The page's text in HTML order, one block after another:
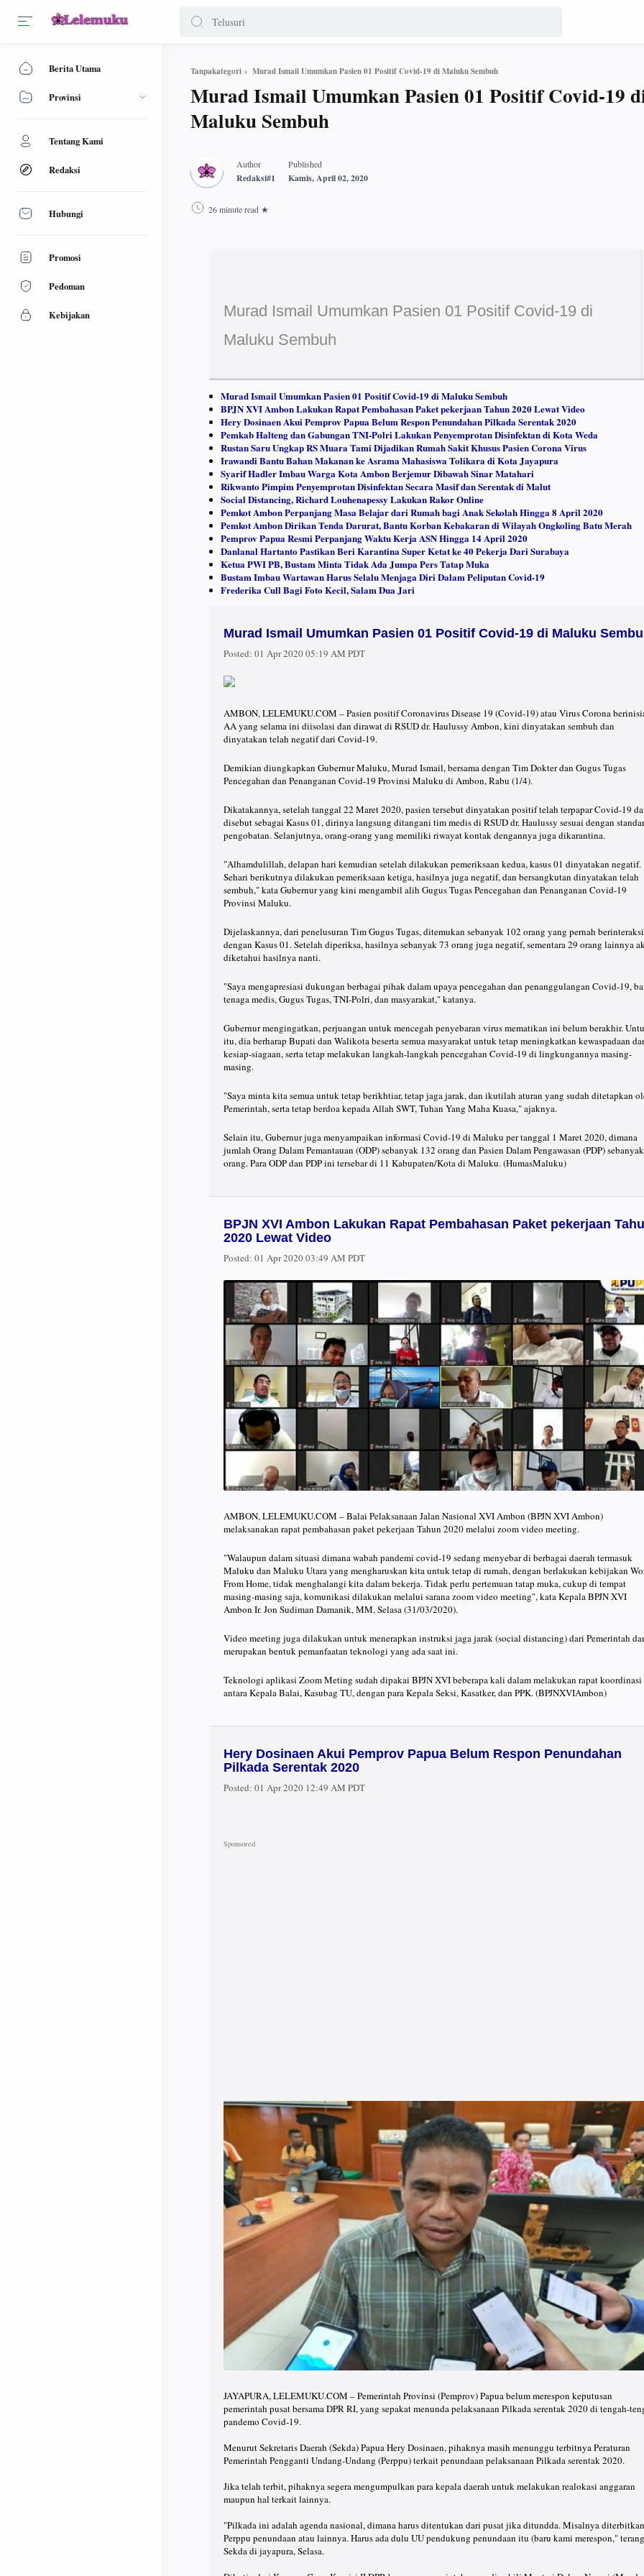
Tanpakategori Murad Ismail Umumkan Pasien 01 Positif Covid-19 di Maluku Sembuh
Murad Ismail Umumkan Pasien 01 Positif Covid-19
Maluku Sembuh
26 minute read
Murad Ismail Umumkan Pasien 01 Positif Covid-19 di
Maluku Sembuh
Murad Ismail Umumkan Pasien 01 Positif Covid-19 di Maluku Sembuh
BPJN XVI Ambon Lakukan Rapat Pembahasan Paket pekerjaan Tahun 2020 Lewat Video
Hery Dosinaen Akui Pemprov Papua Belum Respon Penundahan Pilkada Serentak 2020
Pemkab Halteng dan Gabungan TNI-Polri Lakukan Penyemprotan Disinfektan di Kota Weda
Rustan Saru Ungkap RS Muara Tami Dijadikan Rumah Sakit Khusus Pasien Corona Virus
Irawandi Bantu Bahan Makanan ke Asrama Mahasiswa Tolikara di Kota Jayapura
Syarif Hadler Imbau Warga Kota Ambon Berjemur Dibawah Sinar Matahari
Rikwanto Pimpim Penyemprotan Disinfektan Secara Masif dan Serentak di Malut
Social Distancing, Richard Louhenapessy Lakukan Rakor Online
Pemkot Ambon Perpanjang Masa Belajar dari Rumah bagi Anak Sekolah Hingga 8 April 2020
Pemkot Ambon Dirikan Tenda Darurat, Bantu Korban Kebakaran di Wilayah Ongkoling Batu Merah
Pemprov Papua Resmi Perpanjang Waktu Kerja ASN Hingga 14 April 2020
Danlanal Hartanto Pastikan Beri Karantina Super Ketat ke 40 Pekerja Dari Surabaya
Ketua PWI PB, Bustam Minta Tidak Ada Jumpa Pers Tatap Muka
Bustam Imbau Wartawan Harus Selalu Menjaga Diri Dalam Peliputan Covid-19
Frederika Cull Bagi Foto Kecil, Salam Dua Jari
Murad Ismail Umumkan Pasien 01 Positif Covid-19 di Maluku
Posted: 01 Apr 2020 05:19 AM PDT
AMBON, LELEMUKU.COM – Pasien positif Coronavirus Disease 19 (Covid-19) atau Virus Corona
AA yang selama ini diisolasi dan dirawat di RSUD dr. Haulussy Ambon, kini dinyatakan sembuh dan
dinyatakan telah negatif dari Covid-19.
Demikian diungkapkan Gubernur Maluku, Murad Ismail, bersama dengan Tim Dokter dan Gugus Tugas
Pencegahan dan Penanganan Covid-19 Provinsi Maluku di Ambon, Rabu (1/4).
Dikatakannya, setelah tanggal 22 Maret 2020, pasien tersebut dinyatakan positif telah terpapar Covid-19
disebut sebagai Kasus 01, dirinya langsung ditangani tim medis di RSUD dr. Haulussy sesuai dengan standar
pengobatan. Selanjutnya, orang-orang yang memiliki riwayat kontak dengannya juga dikarantina.
"Alhamdulillah, delapan hari kemudian setelah dilakukan pemeriksaan kedua, kasus 01 dinyatakan negatif.
Sehari berikutnya dilakukan pemeriksaan ketiga, hasilnya juga negatif, dan bersangkutan dinyatakan telah
sembuh," kata Gubernur yang kini mengambil alih Gugus Tugas Pencegahan dan Penanganan Covid-19
Provinsi Maluku.
Dijelaskannya, dari penelusuran Tim Gugus Tugas, ditemukan sebanyak 102 orang yang pernah berinteraksi
dengan Kasus 01. Setelah diperiksa, hasilnya sebanyak 73 orang juga negatif, sementara 29 orang lainnya
diketahui hasilnya nanti.
"Saya mengapresiasi dukungan berbagai pihak dalam upaya pencegahan dan penanggulangan Covid-19,
tenaga medis, Gugus Tugas, TNI-Polri, dan masyarakat," katanya.
Gubernur mengingatkan, perjuangan untuk mencegah penyebaran virus mematikan ini belum berakhir.
itu, dia berharap Bupati dan Walikota beserta semua masyarakat untuk tetap meningkatkan kewaspadaan
kesiap-siagaan, serta tetap melakukan langkah-langkah pencegahan Covid-19 di lingkungannya masing-
masing.
"Saya minta kita semua untuk tetap berikhtiar, tetap jaga jarak, dan ikutilah aturan yang sudah ditetapkan
Pemerintah, serta tetap berdoa kepada Allah SWT, Tuhan Yang Maha Kuasa," ajaknya.
Selain itu, Gubernur juga menyampaikan informasi Covid-19 di Maluku per tanggal 1 Maret 2020, dimana
jumlah Orang Dalam Pemantauan (ODP) sebanyak 132 orang dan Pasien Dalam Pengawasan (PDP)
orang. Para ODP dan PDP ini tersebar di 11 Kabupaten/Kota di Maluku. (HumasMaluku)
BPJN XVI Ambon Lakukan Rapat Pembahasan Paket pekerjaan
2020 Lewat Video
Posted: 01 Apr 2020 03:49 AM PDT
AMBON, LELEMUKU.COM – Balai Pelaksanaan Jalan Nasional XVI Ambon (BPJN XVI Ambon)
melaksanakan rapat pembahasan paket pekerjaan Tahun 2020 melalui zoom video meeting.
"Walaupun dalam situasi dimana wabah pandemi covid-19 sedang menyebar di berbagai daerah termasuk
Maluku dan Maluku Utara yang mengharuskan kita untuk tetap di rumah, dengan berlakukan kebijakan
From Home, tidak menghalangi kita dalam bekerja. Tidak perlu pertemuan tatap muka, cukup di tempat
masing-masing saja, komunikasi dilakukan melalui sarana zoom video meeting", kata Kepala BPJN XVI
Ambon Ir. Jon Sudiman Damanik, MM, Selasa (31/03/2020).
Video meeting juga dilakukan untuk menerapkan instruksi jaga jarak (social distancing) dari Pemerintah
merupakan bentuk pemanfaatan teknologi yang ada saat ini.
Teknologi aplikasi Zoom Meting sudah dipakai BPJN XVI beberapa kali dalam melakukan rapat koordinasi
antara Kepala Balai, Kasubag TU, dengan para Kepala Seksi, Kasatker, dan PPK. (BPJNXVIAmbon)
Hery Dosinaen Akui Pemprov Papua Belum Respon Penundahan
Pilkada Serentak 2020
Posted: 01 Apr 2020 12:49 AM PDT
JAYAPURA, LELEMUKU.COM – Pemerintah Provinsi (Pemprov) Papua belum merespon keputusan
pemerintah pusat bersama DPR RI, yang sepakat menunda pelaksanaan Pilkada serentak 2020 di tengah-
pandemo Covid-19.⠀
Menurut Sekretaris Daerah (Sekda) Papua Hery Dosinaen, pihaknya masih menunggu terbitnya Peraturan
Pemerintah Pengganti Undang-Undang (Perppu) terkait penundaan pelaksanaan Pilkada serentak 2020.⠀
Jika telah terbit, pihaknya segera mengumpulkan para kepala daerah untuk melakukan realokasi anggaran
maupun hal terkait lainnya.⠀
"Pilkada ini adalah agenda nasional, dimana harus ditentukan dari pusat jika ditundda. Misalnya diterbitkan
Perppu penundaan atau lainnya. Harus ada dulu UU pendukung penundaan itu (baru kami merespon," terang
Sekda di jayapura, Selasa.⠀
Berita Utama
Provinsi
Tentang Kami
Redaksi
Hubungi
Promosi
Pedoman
Kebijakan